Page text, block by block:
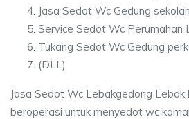
Jasa Sedot Wc Gedung
Service Sedot Wc Perumahan
Tukang Sedot Wc Gedung
(DLL)
Jasa Sedot Wc Lebakgedong Lebak
beroperasi untuk menyedot wc